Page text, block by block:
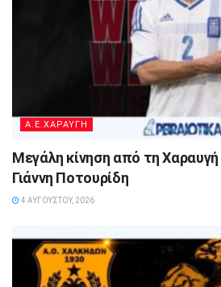
A.E.ΧΑΡΑΥΓΗ
Μεγάλη κίνηση από τη
Γιάννη Ποτουρίδη
4 ΑΥΓΟΎΣΤΟΥ, 2026